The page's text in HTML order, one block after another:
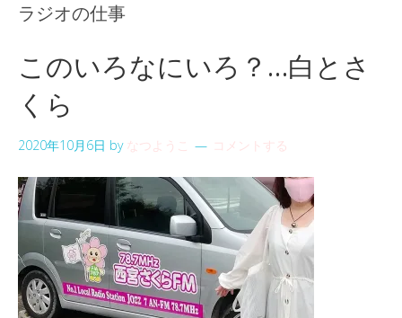
ラジオの仕事
このいろなにいろ？…白とさ
くら
2020年10月6日 by なつようこ コメントする